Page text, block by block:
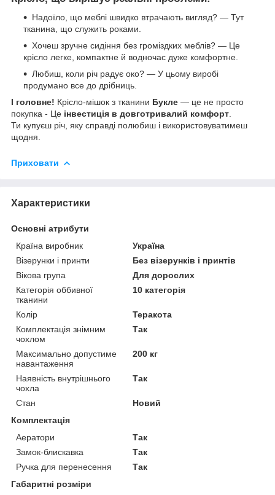
Надоїло, що меблі швидко втрачають вигляд? — Тут
тканина, що служить роками.
Хочеш зручне сидіння без громіздких меблів? — Це
крісло легке, компактне й водночас дуже комфортне.
Любиш, коли річ радує око? — У цьому виробі
продумано все до дрібниць.
І головне! Крісло-мішок з тканини Букле — це не просто
покупка - Це інвестиція в довготривалий комфорт
Ти купуєш річ, яку справді полюбиш і використовуватимеш
щодня.
Приховати
Характеристики
Основні атрибути
Країна виробник
Україна
Візерунки і принти
Без візерунків і принтів
Вікова група
Для дорослих
Категорія оббивної
тканини
10 категорія
Колір
Теракота
Комплектація знімним
чохлом
Так
Максимально допустиме
навантаження
200 кг
Наявність внутрішнього
чохла
Так
Стан
Новий
Комплектація
Аератори
Так
Замок-блискавка
Так
Ручка для перенесення
Так
Габаритні розміри